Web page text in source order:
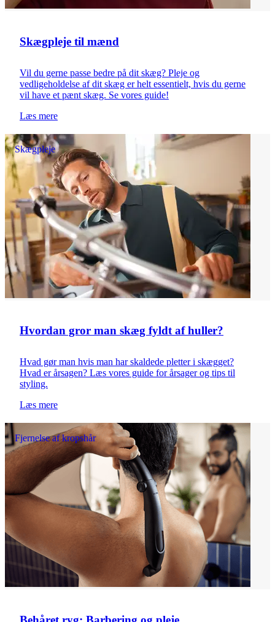
Skægpleje til mænd
Vil du gerne passe bedre på dit skæg? Pleje og
vedligeholdelse af dit skæg er helt essentielt, hvis du gerne
vil have et pænt skæg. Se vores guide!
Læs mere
Skægpleje
Hvordan gror man skæg fyldt af huller?
Hvad gør man hvis man har skaldede pletter i skægget?
Hvad er årsagen? Læs vores guide for årsager og tips til
styling.
Læs mere
Fjernelse af kropshår